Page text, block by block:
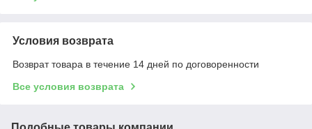
Условия возврата
Возврат товара в течение 14 дней по договоренности
Все условия возврата